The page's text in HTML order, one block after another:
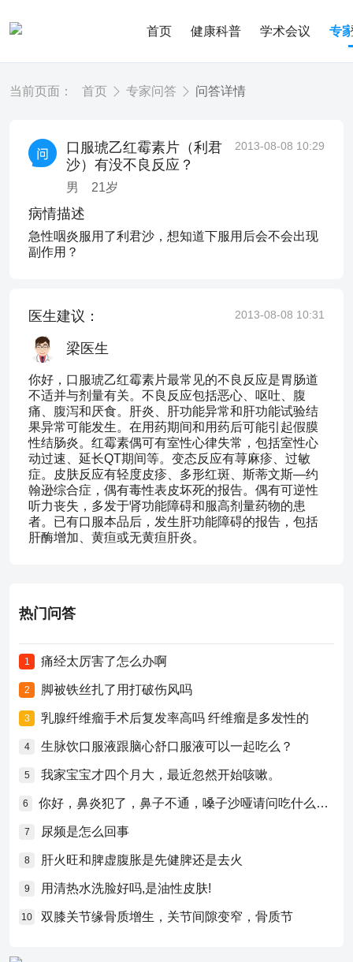
首页 健康科普 学术会议 专
当前页面： 首页 专家问答 问答详情
口服琥乙红霉素片（利君
沙）有没不良反应？
男 21岁
2013-08-08 10:29
病情描述
急性咽炎服用了利君沙，想知道下服用后会不会出现
副作用？
医生建议： 2013-08-08 10:31
梁医生
你好，口服琥乙红霉素片最常见的不良反应是胃肠道
不适并与剂量有关。不良反应包括恶心、呕吐、腹
痛、腹泻和厌食。肝炎、肝功能异常和肝功能试验结
果异常可能发生。在用药期间和用药后可能引起假膜
性结肠炎。红霉素偶可有室性心律失常，包括室性心
动过速、延长QT期间等。变态反应有荨麻疹、过敏
症。皮肤反应有轻度皮疹、多形红斑、斯蒂文斯—约
翰逊综合症，偶有毒性表皮坏死的报告。偶有可逆性
听力丧失，多发于肾功能障碍和服高剂量药物的患
者。已有口服本品后，发生肝功能障碍的报告，包括
肝酶增加、黄疸或无黄疸肝炎。
热门问答
1 痛经太厉害了怎么办啊
2 脚被铁丝扎了用打破伤风吗
3 乳腺纤维瘤手术后复发率高吗 纤维瘤是多发性的
4 生脉饮口服液跟脑心舒口服液可以一起吃么？
5 我家宝宝才四个月大，最近忽然开始咳嗽。
6 你好，鼻炎犯了，鼻子不通，嗓子沙哑请问吃什么药比较好？
7 尿频是怎么回事
8 肝火旺和脾虚腹胀是先健脾还是去火
9 用清热水洗脸好吗,是油性皮肤!
10 双膝关节缘骨质增生，关节间隙变窄，骨质节